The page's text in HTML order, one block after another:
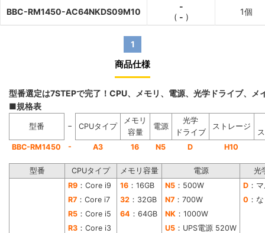
BBC-RM1450-AC64NKDS09M10
-
( - )
1個
1
商品仕様
型番選定は7STEPで完了！CPU、メモリ、電源、光学ドライブ、
■規格表
型番 − CPUタイプ
メモリ
容量
電源
光学
ドライブ
ストレージ
BBC-RM1450
- A3 16 N5 D H10
型番 CPUタイプ メモリ容量 電源 光
R9 ：Core i9 16 ：16GB N5 ：500W D ：
R7 ：Core i7 32 ：32GB N7 ：700W 0 ：
R5 ：Core i5 64 ：64GB NK ：1000W
R3 ：Core i3 U5 ：UPS電源 520W